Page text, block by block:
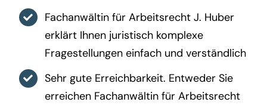
Fachanwältin für Arbeitsrecht J. Huber
erklärt Ihnen juristisch komplexe
Fragestellungen einfach und verständlich
Sehr gute Erreichbarkeit. Entweder Sie
erreichen Fachanwältin für Arbeitsrecht